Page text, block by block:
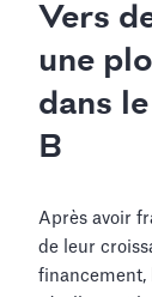
Vers
une
dans
B
Après avoir
de leur
financement,